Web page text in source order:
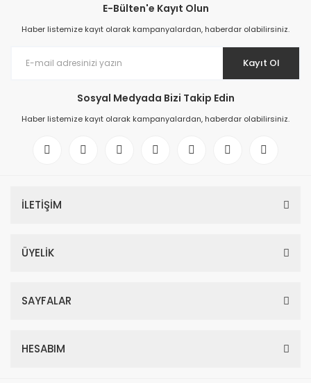
E-Bülten'e Kayıt Olun
Haber listemize kayıt olarak kampanyalardan, haberdar olabilirsiniz.
Kayıt Ol
Sosyal Medyada Bizi Takip Edin
Haber listemize kayıt olarak kampanyalardan, haberdar olabilirsiniz.
İLETİŞİM
ÜYELİK
SAYFALAR
HESABIM